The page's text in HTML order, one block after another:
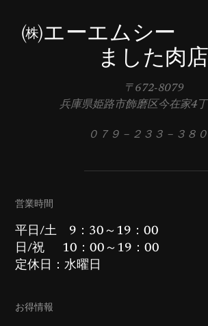
㈱エーエム
ました肉店
〒672-8079
兵庫県姫路市飾磨区今在家4
０７９－２３３－３８
営業時間
平日/土 9：30～19：00
日/祝 10：00～19：00
定休日：水曜日
お得情報